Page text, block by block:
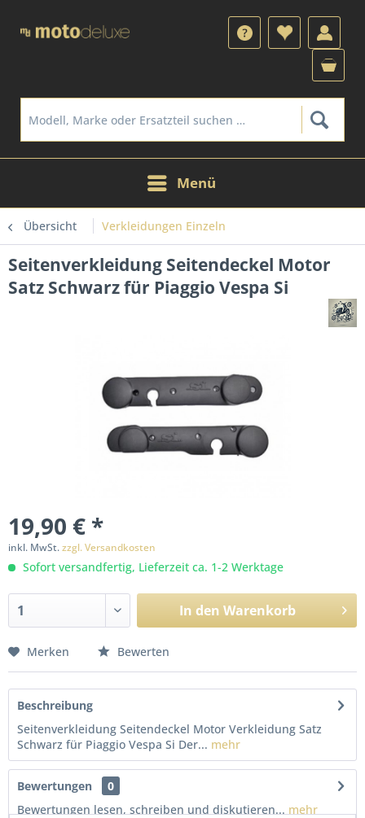
Menü
Übersicht Verkleidungen Einzeln
Seitenverkleidung Seitendeckel Motor
Satz Schwarz für Piaggio Vespa Si
19,90 € *
inkl. MwSt.zzgl. Versandkosten
Sofort versandfertig, Lieferzeit ca. 1-2 Werktage
In den Warenkorb
Merken Bewerten
Beschreibung
Seitenverkleidung Seitendeckel Motor Verkleidung Satz
Schwarz für Piaggio Vespa Si Der... mehr
Bewertungen
0
Bewertungen lesen, schreiben und diskutieren... mehr